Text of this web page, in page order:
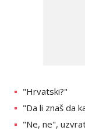
"Hrvatski?"
"Da li znaš da
"Ne, ne",